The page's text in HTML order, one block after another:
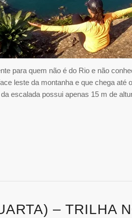
para quem não é do Rio e não
leste da montanha e que chega até
escalada possui apenas 15 m de
– TRILHA